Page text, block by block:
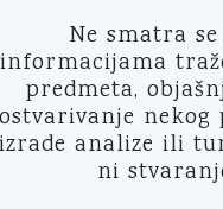
Ne smatra
informacijama
predmeta,
ostvarivanje nekog
izrade analize ili
ni